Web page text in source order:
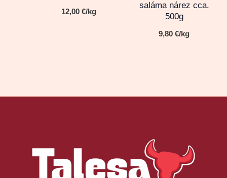
12,00 €/kg
saláma nárez cca.
500g
9,80€/kg